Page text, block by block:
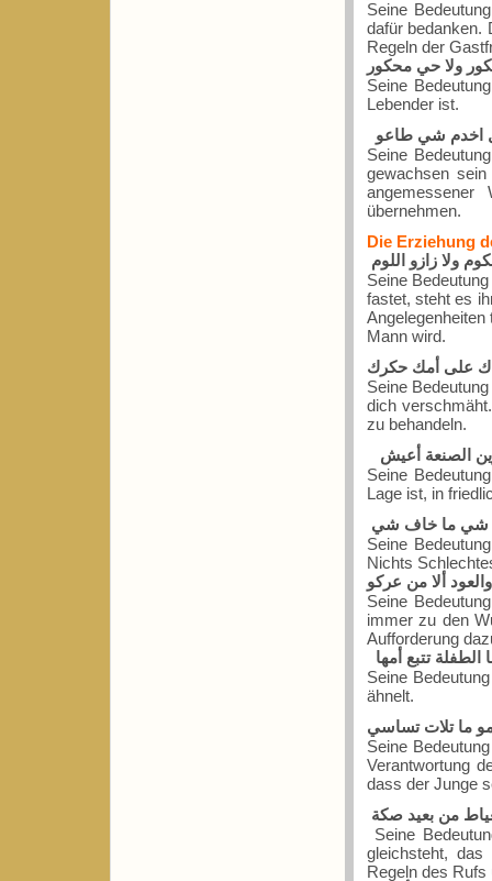
Seine
dafür bedanken.
Regeln der
ولا حي محكور
Seine
Lebender ist.
اخدم شي طاعو
Seine
gewachsen
übernehmen.
Die Erziehung
ولا زازو اللوم
Seine
fastet, steht es
Mann wird.
على أمك حكرك
Seine
dich
zu behandeln.
الصنعة أعيش
Seine
Lage ist, in
شي ما خاف شي
Seine
Nichts
ألا من عركو
Seine
immer zu den
Aufforderung
تتبع أمها
Seine
ähnelt.
ما تلات تساسي
Seine
Verantwortung
dass der Junge
من بعيد صكة
Seine
gleichsteht, das
Regeln des